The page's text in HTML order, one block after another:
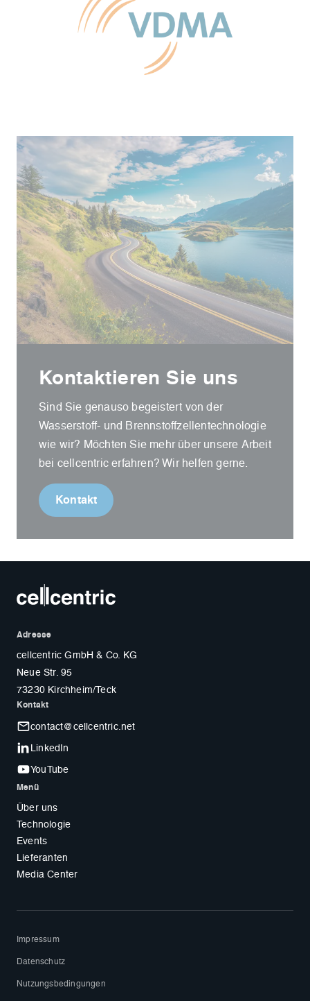
Kontaktieren Sie uns
Sind Sie genauso begeistert von der
Wasserstoff- und Brennstoffzellentechnologie
wie wir? Möchten Sie mehr über unsere Arbeit
bei cellcentric erfahren? Wir helfen gerne.
Kontakt
Adresse
cellcentric GmbH & Co. KG
Neue Str. 95
73230 Kirchheim/Teck
Kontakt
contact@cellcentric.net
LinkedIn
YouTube
Menü
Über uns
Technologie
Events
Lieferanten
Media Center
Impressum
Datenschutz
Nutzungsbedingungen